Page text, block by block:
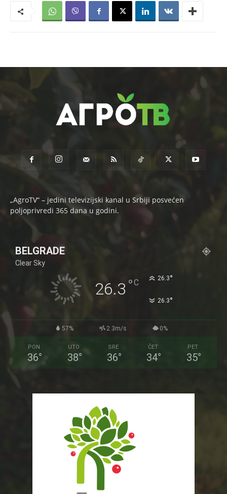
„AgroTV“ – jedini televizijski kanal u Srbiji posvećen
poljoprivredi 365 dana u godini.
BELGRADE
Clear Sky
26.3 °C 26.3°
26.3°
57% 2.3m/s 0%
PON
36°
UTO
38°
SRE
36°
ČET
34°
PET
35°